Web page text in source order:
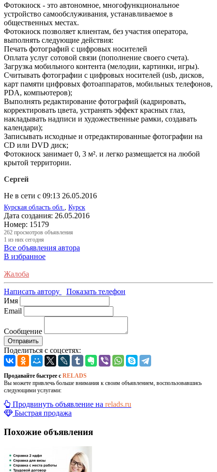
Фотокиоск - это автономное, многофункциональное
устройство самообслуживания, устанавливаемое в
общественных местах.
Фотокиоск позволяет клиентам, без участия оператора,
выполнять следующие действия:
Печать фотографий с цифровых носителей
Оплата услуг сотовой связи (пополнение своего счета).
Загрузка мобильного контента (мелодии, картинки, игры).
Считывать фотографии с цифровых носителей (usb, дисков,
карт памяти цифровых фотоаппаратов, мобильных телефонов,
PDA, компьютеров);
Выполнять редактирование фотографий (кадрировать,
корректировать цвета, устранять эффект красных глаз,
накладывать надписи и художественные рамки, создавать
календари);
Записывать исходные и отредактированные фотографии на
CD или DVD диск;
Фотокиоск занимает 0, 3 м². и легко размещается на любой
крытой территории.
Сергей
Не в сети с 09:13 26.05.2016
Курская область обл. Курск
Дата создания: 26.05.2016
Номер: 15179
262 просмотров объявления
1 из них сегодня
Все объявления автора
В избранное
Жалоба
Написать автору
Показать телефон
Имя
Email
Сообщение
Отправить
Поделиться с соцсетях:
Продавайте быстрее с RELADS
Вы можете привлечь больше внимания к своим объявлением, воспользовавшись
следующими услугами:
Продвинуть объявление на relads.ru
Быстрая продажа
Похожие объявления